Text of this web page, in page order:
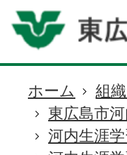
現
在
の
ホーム 組
東広島市
河内生涯